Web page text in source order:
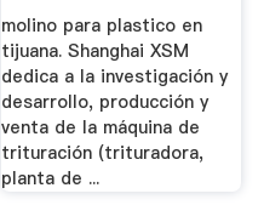
molino para plastico en
tijuana. Shanghai XSM
dedica a la investigación y
desarrollo, producción y
venta de la máquina de
trituración (trituradora,
planta de ...